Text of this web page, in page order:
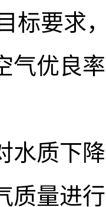
标要求
气优良
水质下
质量进